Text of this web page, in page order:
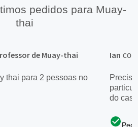
pedidos para Muay-
thai
de Muay-thai
thai para 2 pessoas no
Ian
do